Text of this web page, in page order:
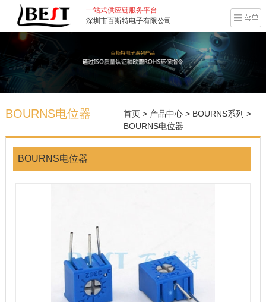
一站式供应链服务平台
深圳市百斯特电子有限公司
BOURNS电位器 首页 > 产品中心 > BOURNS系列 >
BOURNS电位器
BOURNS电位器